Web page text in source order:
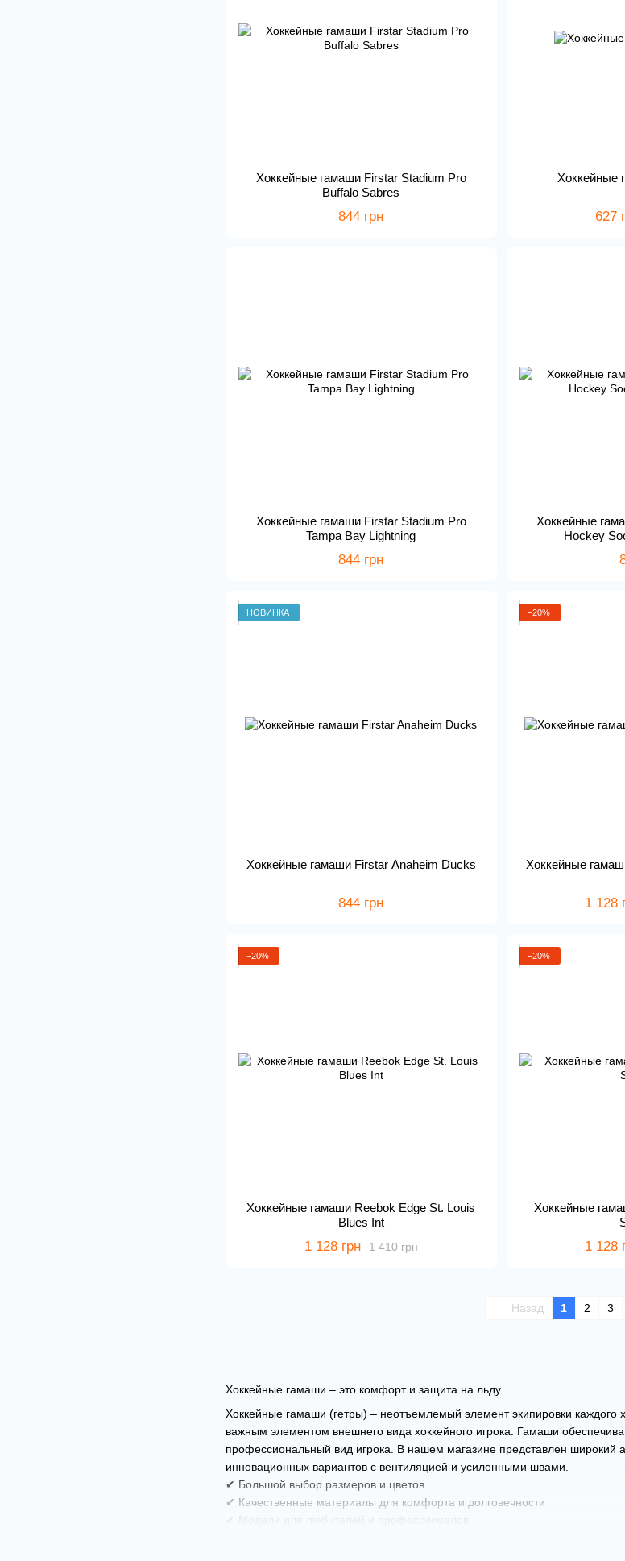
Хоккейные гамаши – это комфорт и защита на льду.
Хоккейные гамаши (гетры) – неотъемлемый элемент экипировки
важным элементом внешнего вида хоккейного игрока. Гамаши
профессиональный вид игрока. В нашем магазине представлен широкий
инновационных вариантов с вентиляцией и усиленными швами.
✔ Большой выбор размеров и цветов
✔ Качественные материалы для комфорта и долговечности
✔ Модели для любителей и профессионалов
Хоккейные гамаши Firstar Stadium Pro
Buffalo Sabres
844 грн
Хоккейные
627
Хоккейные гамаши Firstar Stadium Pro
Tampa Bay Lightning
844 грн
Хоккейные
Hockey
НОВИНКА
Хоккейные гамаши Firstar Anaheim Ducks
844 грн
−20%
Хоккейные
1 128
−20%
Хоккейные гамаши Reebok Edge St. Louis
Blues Int
1 410 грн
1 128 грн
−20%
Хоккейные
1 128
Назад 1 2 3